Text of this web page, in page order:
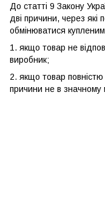
До статті 9 Закону
дві причини, через які
обмінюватися
1. якщо товар не
виробник;
2. якщо товар повністю
причини не в значному